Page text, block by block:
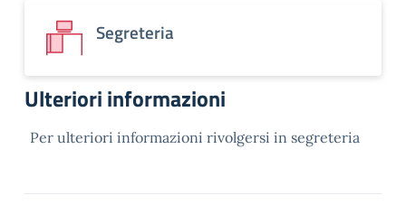
Segreteria
Ulteriori informazioni
Per ulteriori informazioni rivolgersi in segreteria